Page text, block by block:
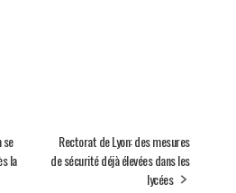
se
la
Rectorat de Lyon: des mesures
de sécurité déjà élevées dans les
lycées